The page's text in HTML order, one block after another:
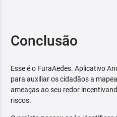
Conclusão
Esse é o FuraAedes. Aplicativo
para auxiliar os cidadãos a
ameaças ao seu redor
riscos.